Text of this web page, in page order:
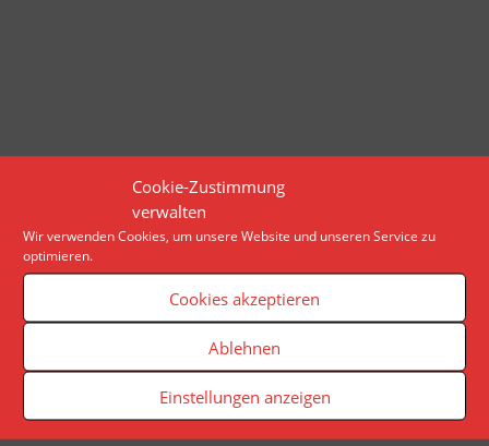
Cookie-Zustimmung
verwalten
Wir verwenden Cookies, um unsere Website und unseren Service zu
optimieren.
Cookies akzeptieren
Ablehnen
Einstellungen anzeigen